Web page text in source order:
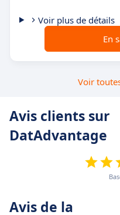
Voir plus de détails
En
Voir
Avis clients sur
DatAdvantage
Avis de la